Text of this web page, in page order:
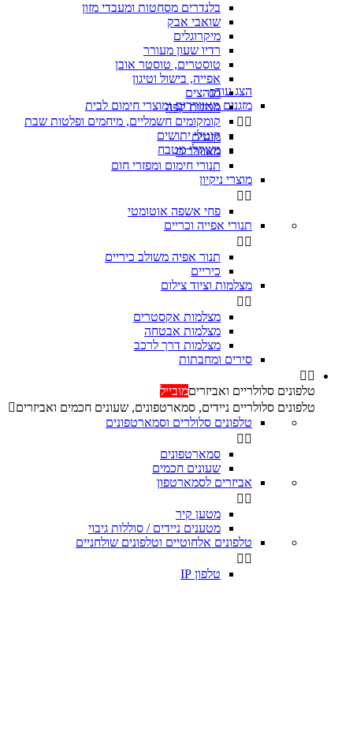
בלנדרים מסחטות ומעבדי מזון
שואבי אבק
מיקרוגלים
רדיו שעון מעורר
טוסטרים, טוסטר אובן
אפייה, בישול וטיגון
מגהצים
מכונות קפה
קומקומים חשמליים, מיחמים ופלטות שבת
קוטלי יתושים
משקלי מטבח
הצג עוד
מזגנים מאווררים ומוצרי חימום לבית
 
מזגנים
מאווררים
תנורי חימום ומפזרי חום
מוצרי ניקיון
 
פחי אשפה אוטומטי
תנורי אפייה וכריים
 
‏תנור אפיה משולב כיריים
כיריים
מצלמות וציוד צילום
 
מצלמות אקסטרים
מצלמות אבטחה
מצלמות דרך לרכב
סירים ומחבתות
 
טלפונים סלולריים ואביזריםמובייל
טלפונים סלולריים ניידים, סמארטפונים, שעונים חכמים ואביזרים
טלפונים סלולרים וסמארטפונים
 
סמארטפונים
שעונים חכמים
אביזרים לסמארטפון
 
מטען קיר
מטענים ניידים / סוללות גיבוי
טלפונים אלחוטיים וטלפונים שולחניים
 
טלפון IP